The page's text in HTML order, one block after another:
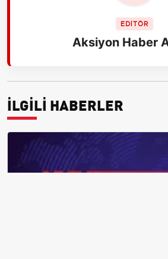
EDİTÖR
Aksiyon Haber
İLGİLİ HABERLER